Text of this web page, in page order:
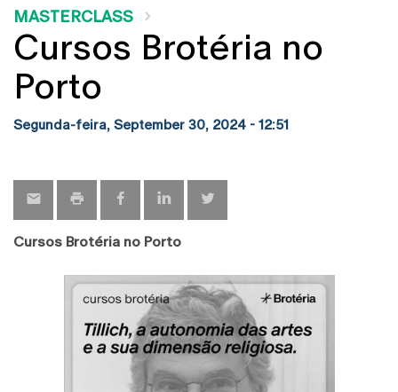
MASTERCLASS
Cursos Brotéria no
Porto
Segunda-feira, September 30, 2024 - 12:51
Cursos Brotéria no Porto